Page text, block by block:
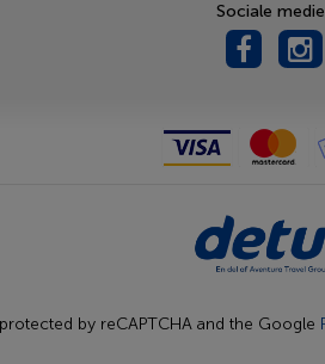
Sociale
by reCAPTCHA and the Google